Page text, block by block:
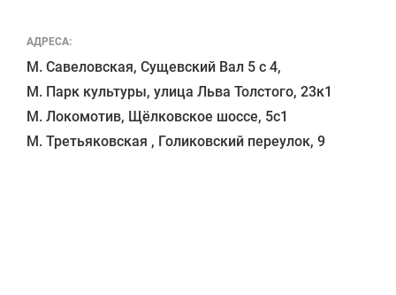
АДРЕСА:
М. Савеловская, Сущевский Вал 5 с 4,
М. Парк культуры, улица Льва Толстого, 23к1
М. Локомотив, Щёлковское шоссе, 5с1